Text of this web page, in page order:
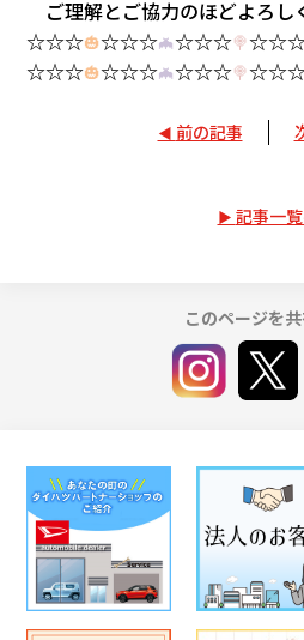
ご理解とご協力のほどよろし
☆☆☆🎃☆☆☆🦇☆☆☆🍭
☆☆☆🎃☆☆☆🦇☆☆☆🍭
前の記事
記事一
このページを